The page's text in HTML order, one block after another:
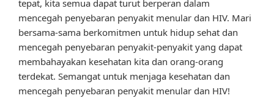
tepat, kita semua dapat turut berperan dalam
mencegah penyebaran penyakit menular dan HIV. Mari
bersama-sama berkomitmen untuk hidup sehat dan
mencegah penyebaran penyakit-penyakit yang dapat
membahayakan kesehatan kita dan orang-orang
terdekat. Semangat untuk menjaga kesehatan dan
mencegah penyebaran penyakit menular dan HIV!